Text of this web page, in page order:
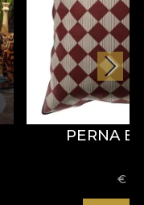
PERNA
€